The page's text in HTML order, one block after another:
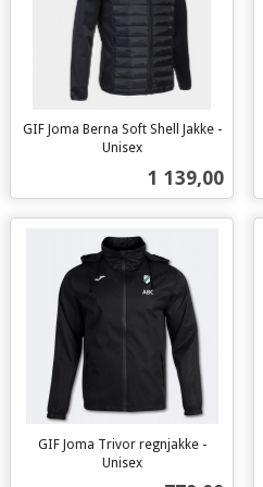
GIF Joma Berna Soft Shell Jakke -
Unisex
Pris
1 139,00
GIF Joma Trivor regnjakke -
Unisex